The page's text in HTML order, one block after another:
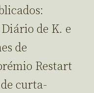
de K. e
de
Restart
curta-